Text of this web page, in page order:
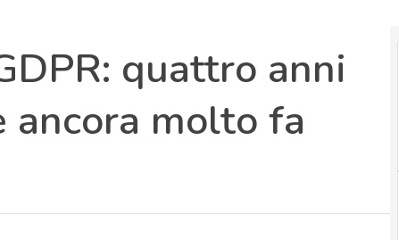
quattro anni
ancora molto fa